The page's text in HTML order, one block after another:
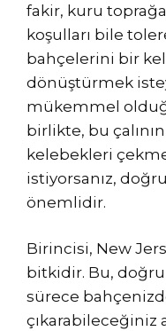
fakir, kuru
koşulları bile
bahçelerini bir
dönüştürmek
mükemmel
birlikte, bu
kelebekleri çekme
istiyorsanız,
önemlidir.
Birincisi, New
bitkidir. Bu, doğru
sürece
çıkarabileceğiniz